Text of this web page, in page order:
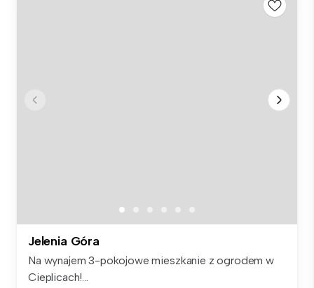
Jelenia Góra
Na wynajem 3-pokojowe mieszkanie z ogrodem w
Cieplicach!...